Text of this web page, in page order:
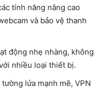
tính năng nâng cao
và bảo vệ thanh
động nhẹ nhàng, không
nhiều loại thiết bị.
tường lửa mạnh mẽ, VPN